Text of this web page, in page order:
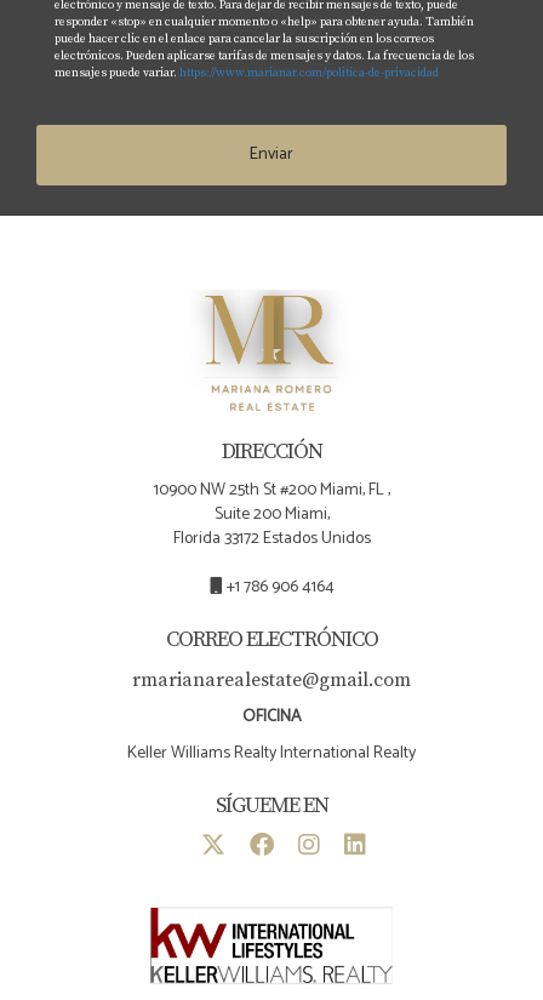
electrónico y mensaje de texto. Para dejar de recibir mensajes de texto, puede
responder «stop» en cualquier momento o «help» para obtener ayuda. También
puede hacer clic en el enlace para cancelar la suscripción en los correos
electrónicos. Pueden aplicarse tarifas de mensajes y datos. La frecuencia de los
mensajes puede variar. https://www.marianar.com/politica-de-privacidad
Enviar
DIRECCIÓN
10900 NW 25th St #200 Miami, FL ,
Suite 200 Miami,
Florida 33172 Estados Unidos
+1 786 906 4164
CORREO ELECTRÓNICO
rmarianarealestate@gmail.com
OFICINA
Keller Williams Realty International Realty
SÍGUEME EN